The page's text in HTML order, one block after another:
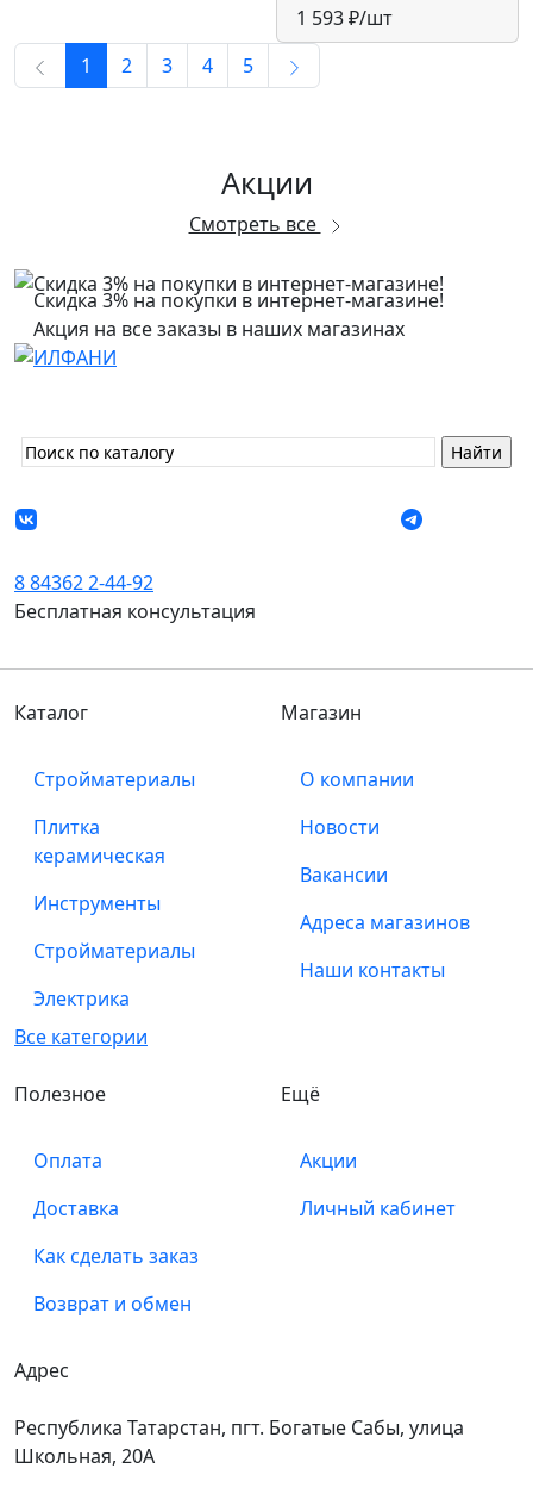
1 593 ₽/шт
1
2 3 4 5
Акции
Смотреть все
Скидка 3% на покупки в интернет-магазине!
Акция на все заказы в наших магазинах
8 84362 2-44-92
Бесплатная консультация
Каталог
Стройматериалы
Плитка
керамическая
Инструменты
Стройматериалы
Электрика
Все категории
Магазин
О компании
Новости
Вакансии
Адреса магазинов
Наши контакты
Полезное
Оплата
Доставка
Как сделать заказ
Возврат и обмен
Ещё
Акции
Личный кабинет
Адрес
Республика Татарстан, пгт. Богатые Сабы, улица
Школьная, 20А